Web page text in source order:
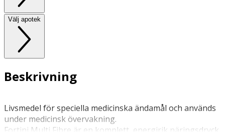
Välj apotek
Beskrivning
Livsmedel för speciella medicinska ändamål och används
under medicinsk övervakning.